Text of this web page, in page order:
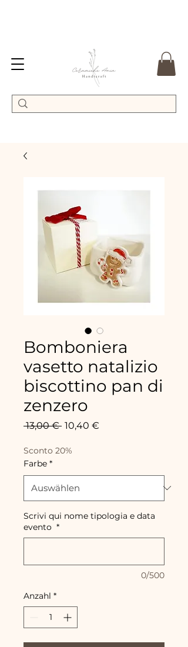
Bomboniera
vasetto natalizio
biscottino pan di
zenzero
13,00 € Standardpreis
10,40 €
Sconto 20%
Farbe *
Scrivi qui nome tipologia e data
evento *
0/500
Anzahl *